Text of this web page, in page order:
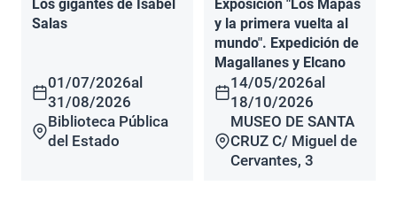
Los gigantes de Isabel
Salas
01/07/2026al
31/08/2026
Biblioteca Pública
del Estado
Exposición "Los Mapas
y la primera vuelta al
mundo". Expedición de
Magallanes y Elcano
14/05/2026al
18/10/2026
MUSEO DE SANTA
CRUZ C/ Miguel de
Cervantes, 3